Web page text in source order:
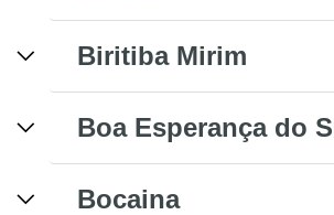
Biritiba Mirim
Boa Esperança do
Bocaina